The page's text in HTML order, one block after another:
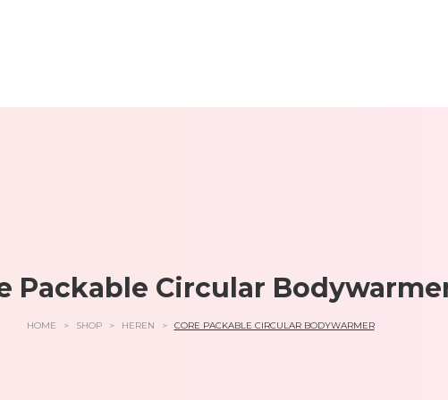
Packable Circular
HOME > SHOP > HEREN > CORE PACKABLE CIRCULAR BODYWARMER